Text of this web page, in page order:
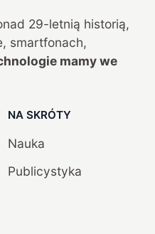
29-letnią historią,
smartfonach,
mamy we
NA SKRÓTY
Nauka
Publicystyka